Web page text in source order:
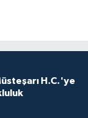
H.C.'ye